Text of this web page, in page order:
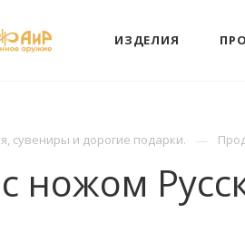
ИЗДЕЛИЯ
сувениры и дорогие подарки.
ножом